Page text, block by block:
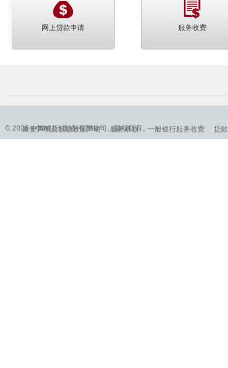
网上贷款申请 服务收费
© 2026 中国银行(香港)有限公司。版权所有。
重要声明及私隐政策声明 服务条款 一般银行服务收费 贷